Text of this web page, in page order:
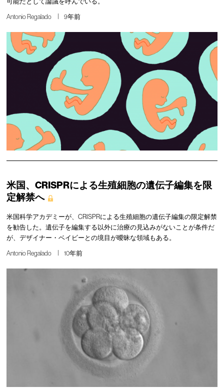
Antonio Regalado 9年前
米国、CRISPRによる生殖細胞の遺伝子編集を限
定解禁へ
米国科学アカデミーが、CRISPRによる生殖細胞の遺伝子編集の限定解禁
を勧告した。遺伝子を編集する以外に治療の見込みがないことが条件だ
が、デザイナー・ベイビーとの境目が曖昧な領域もある。
Antonio Regalado 10年前